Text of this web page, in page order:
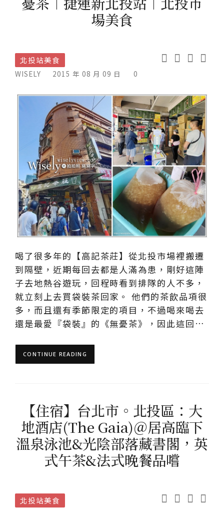
場美食
北投站美食
WISELY 2015 年 08 月 09 日 0
喝了很多年的【高記茶莊】從北投市場裡搬遷
到隔壁，近期每回去都是人滿為患，剛好這陣
子去地熱谷遊玩，回程時看到排隊的人不多，
就立刻上去買袋裝茶回家。 他們的茶飲品項很
多，而且還有季節限定的項目，不過喝來喝去
還是最愛『袋裝』的《無憂茶》，因此這回…
CONTINUE READING
【住宿】台北市。北投區：大
地酒店(The Gaia)＠居高臨下
溫泉泳池&光陰部落藏書閣，英
式午茶&法式晚餐品嚐
北投站美食